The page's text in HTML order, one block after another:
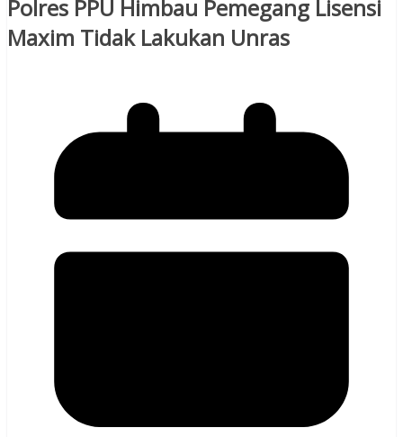
Polres PPU Himbau Pemegang Lisensi
Maxim Tidak Lakukan Unras